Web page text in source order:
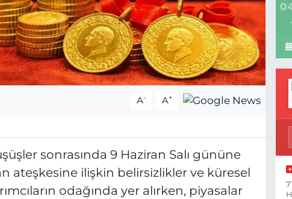
A- A+
sonrasında 9 Haziran Salı gününe
ateşkesine ilişkin belirsizlikler ve küresel
odağında yer alırken, piyasalar